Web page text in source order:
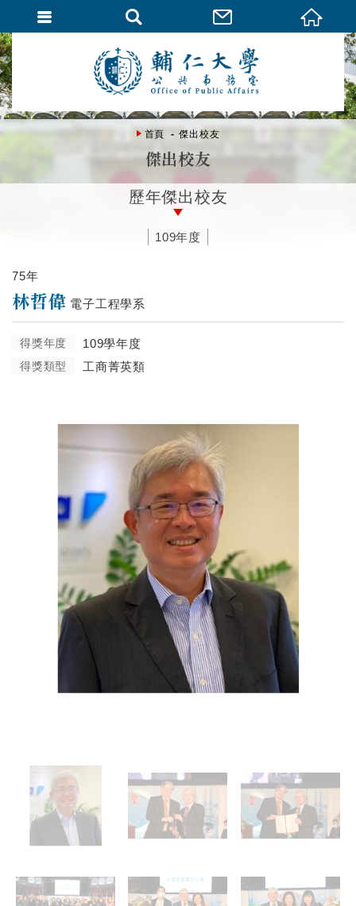
首頁 傑出校友
傑出校友
歷年傑出校友
109年度
75年
林哲偉 電子工程學系
得獎年度 109學年度
得獎類型 工商菁英類